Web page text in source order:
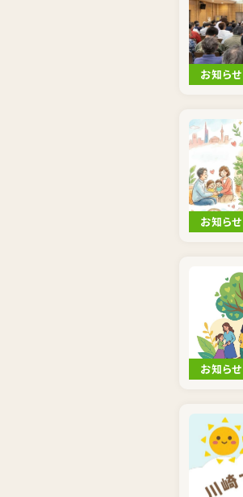
お知らせ
お知らせ
お知らせ